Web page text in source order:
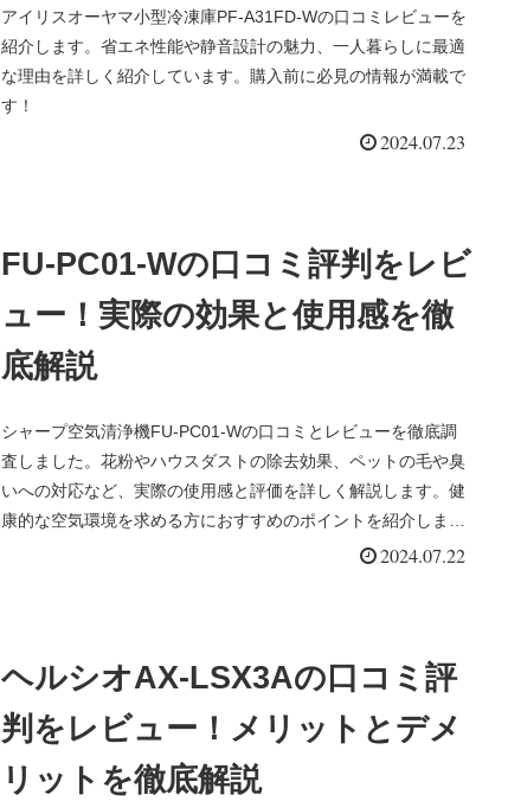
アイリスオーヤマ小型冷凍庫PF-A31FD-Wの口コミレビューを
紹介します。省エネ性能や静音設計の魅力、一人暮らしに最適
な理由を詳しく紹介しています。購入前に必見の情報が満載で
す！
2024.07.23
FU-PC01-Wの口コミ評判をレビ
ュー！実際の効果と使用感を徹
底解説
シャープ空気清浄機FU-PC01-Wの口コミとレビューを徹底調
査しました。花粉やハウスダストの除去効果、ペットの毛や臭
いへの対応など、実際の使用感と評価を詳しく解説します。健
康的な空気環境を求める方におすすめのポイントを紹介しま
2024.07.22
ヘルシオAX-LSX3Aの口コミ評
判をレビュー！メリットとデメ
リットを徹底解説